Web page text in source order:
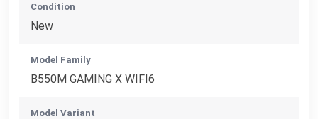
Condition
New
Model Family
B550M GAMING X WIFI6
Model Variant